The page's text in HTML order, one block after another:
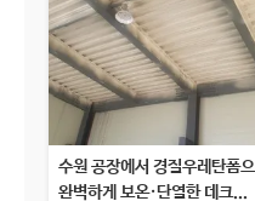
수원 공장에서 경질우레탄폼
완벽하게 보온·단열한 데크...